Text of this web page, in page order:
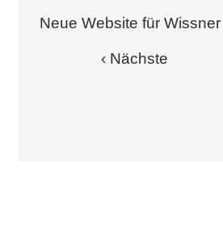
Neue Website für Wissner
‹ Nächste